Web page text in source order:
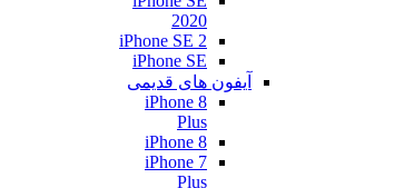
2020
iPhone SE 2
iPhone SE
آیفون های قدیمی
iPhone 8
Plus
iPhone 8
iPhone 7
Plus